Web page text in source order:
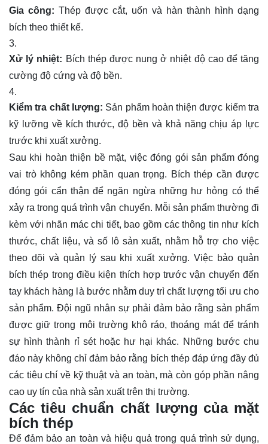
Gia công: Thép được cắt, uốn và hàn thành hình dạng
bích theo thiết kế.
Xử lý nhiệt: Bích thép được nung ở nhiệt độ cao để tăng
cường độ cứng và độ bền.
Kiểm tra chất lượng: Sản phẩm hoàn thiện được kiểm tra
kỹ lưỡng về kích thước, độ bền và khả năng chịu áp lực
trước khi xuất xưởng.
Sau khi hoàn thiện bề mặt, việc đóng gói sản phẩm đóng
vai trò không kém phần quan trọng. Bích thép cần được
đóng gói cẩn thận để ngăn ngừa những hư hỏng có thể
xảy ra trong quá trình vận chuyển. Mỗi sản phẩm thường đi
kèm với nhãn mác chi tiết, bao gồm các thông tin như kích
thước, chất liệu, và số lô sản xuất, nhằm hỗ trợ cho việc
theo dõi và quản lý sau khi xuất xưởng. Việc bảo quản
bích thép trong điều kiện thích hợp trước vận chuyển đến
tay khách hàng là bước nhằm duy trì chất lượng tối ưu cho
sản phẩm. Đội ngũ nhân sự phải đảm bảo rằng sản phẩm
được giữ trong môi trường khô ráo, thoáng mát để tránh
sự hình thành rỉ sét hoặc hư hại khác. Những bước chu
đáo này không chỉ đảm bảo rằng bích thép đáp ứng đầy đủ
các tiêu chí về kỹ thuật và an toàn, mà còn góp phần nâng
cao uy tín của nhà sản xuất trên thị trường.
Các tiêu chuẩn chất lượng của mặt
bích thép
Để đảm bảo an toàn và hiệu quả trong quá trình sử dụng,